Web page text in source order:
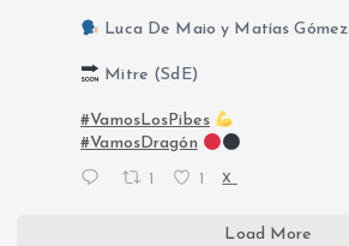
Luca De Maio y Matías Gómez
Mitre (SdE)
#VamosLosPibes
#VamosDragón
X
Load More